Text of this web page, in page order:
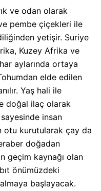
ve odan olarak
pembe çiçekleri ile
yetişir. Suriye
Kuzey Afrika ve
aylarında ortaya
elde edilen
Yaş hali ile
doğal ilaç olarak
insan
otu kurutularak çay da
doğadan
geçim kaynağı olan
önümüzdeki
başlayacak.